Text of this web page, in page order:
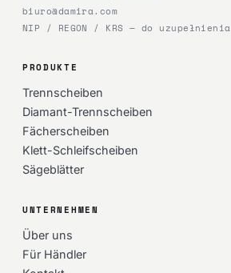
biuro@damira.com
NIP / REGON / KRS — do uzupełnienia
PRODUKTE
Trennscheiben
Diamant-Trennscheiben
Fächerscheiben
Klett-Schleifscheiben
Sägeblätter
UNTERNEHMEN
Über uns
Für Händler